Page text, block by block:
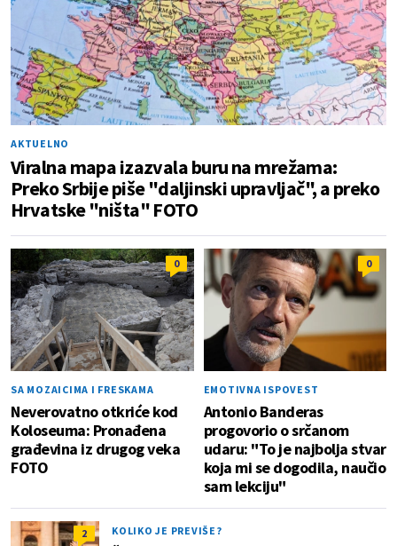
AKTUELNO
Viralna mapa izazvala buru na mrežama:
Preko Srbije piše "daljinski upravljač", a preko
Hrvatske "ništa" FOTO
0
SA MOZAICIMA I FRESKAMA
Neverovatno otkriće kod
Koloseuma: Pronađena
građevina iz drugog veka
FOTO
0
EMOTIVNA ISPOVEST
Antonio Banderas
progovorio o srčanom
udaru: "To je najbolja stvar
koja mi se dogodila, naučio
sam lekciju"
2 KOLIKO JE PREVIŠE?